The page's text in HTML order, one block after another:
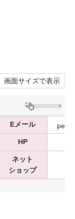
画面サイズで表示
Eメール
HP
ネット
ショップ